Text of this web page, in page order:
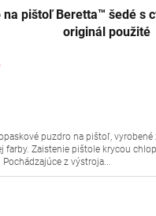
na pištoľ Beretta™ šedé s
originál použité
puzdro na pištoľ,
farby. Zaistenie pištole krycou
z výstroja...